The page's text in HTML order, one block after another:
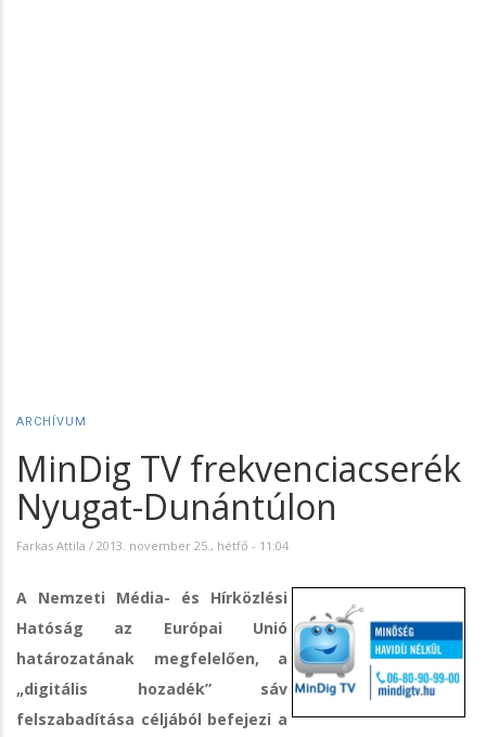
ARCHÍVUM
MinDig TV frekvenciacserék
Nyugat-Dunántúlon
Farkas Attila / 2013. november 25., hétfő - 11:04
A Nemzeti Média- és Hírközlési
Hatóság az Európai Unió
határozatának megfelelően, a
„digitális hozadék” sáv
felszabadítása céljából befejezi a